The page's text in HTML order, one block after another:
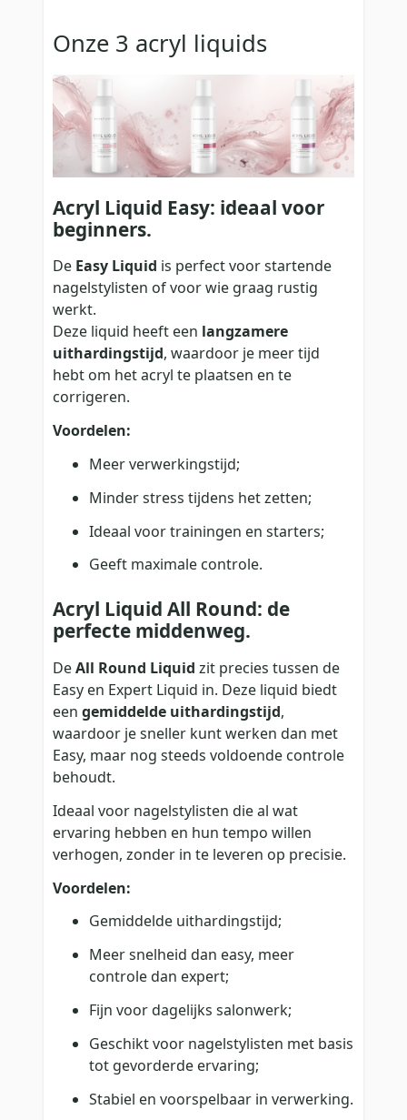
Onze 3 acryl liquids
Acryl Liquid Easy: ideaal voor
beginners.
De Easy Liquid is perfect voor startende
nagelstylisten of voor wie graag rustig
werkt.
Deze liquid heeft een langzamere
uithardingstijd, waardoor je meer tijd
hebt om het acryl te plaatsen en te
corrigeren.
Voordelen:
Meer verwerkingstijd;
Minder stress tijdens het zetten;
Ideaal voor trainingen en starters;
Geeft maximale controle.
Acryl Liquid All Round: de
perfecte middenweg.
DeAll Round Liquid zit precies tussen de
Easy en Expert Liquid in. Deze liquid biedt
een gemiddelde uithardingstijd,
waardoor je sneller kunt werken dan met
Easy, maar nog steeds voldoende controle
behoudt.
Ideaal voor nagelstylisten die al wat
ervaring hebben en hun tempo willen
verhogen, zonder in te leveren op precisie.
Voordelen:
Gemiddelde uithardingstijd;
Meer snelheid dan easy, meer
controle dan expert;
Fijn voor dagelijks salonwerk;
Geschikt voor nagelstylisten met basis
tot gevorderde ervaring;
Stabiel en voorspelbaar in verwerking.